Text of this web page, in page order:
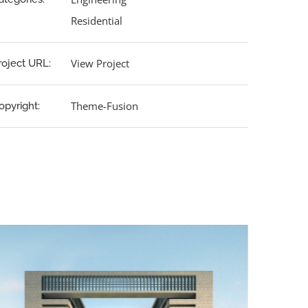
Residential
URL: View Project
Theme-Fusion